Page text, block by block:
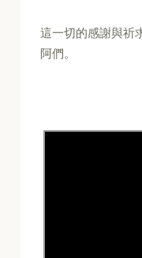
這一切的感謝與祈
阿們。